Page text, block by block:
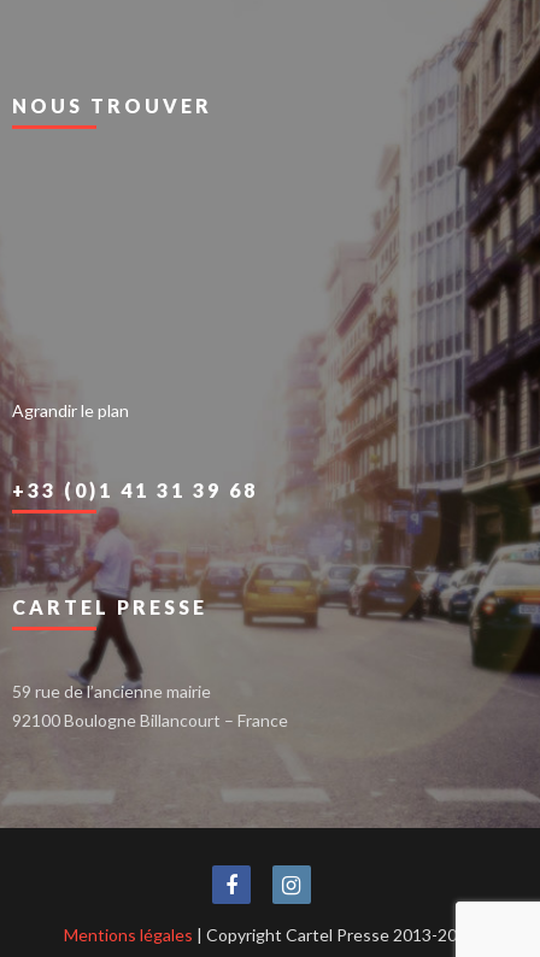
NOUS TROUVER
Agrandir le plan
+33 (0)1 41 31 39 68
CARTEL PRESSE
59 rue de l’ancienne mairie
92100 Boulogne Billancourt – France
Mentions légales | Copyright Cartel Presse 2013-2021